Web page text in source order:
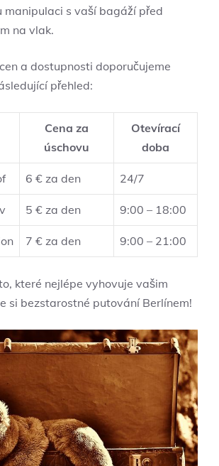
manipulaci s vaší bagáží před
na vlak.
a dostupnosti doporučujeme
přehled:
Cena za
úschovu
Otevírací
doba
6 € za den 24/7
5 € za den 9:00 – 18:00
7 € za den 9:00 – 21:00
které nejlépe vyhovuje vašim
si bezstarostné putování Berlínem!